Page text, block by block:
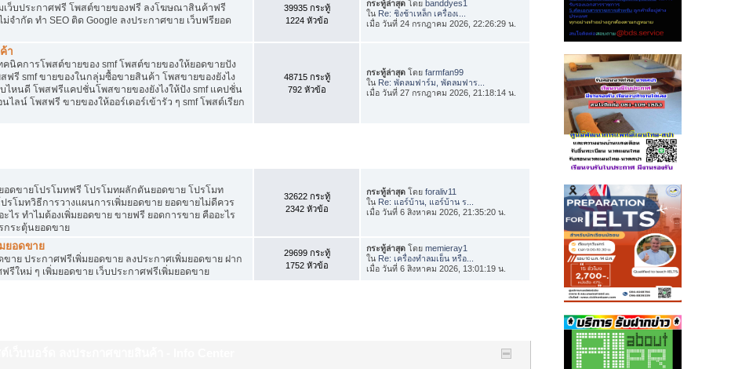
เว็บประกาศฟรี โพสต์ขายของฟรี ลงโฆษณาสินค้าฟรี
ำกัด ทำ SEO ติด Google ลงประกาศขาย เว็บฟรียอด
39935 กระทู้
1224 หัวข้อ
กระทู้ล่าสุด โดยbanddyes1
ใน Re: ชิงช้าเหล็ก เครื่องเ...
เมื่อ วันที่ 24 กรกฎาคม 2026, 22:26:29 น.
า
คนิคการโพสต์ขายของ smf โพสต์ขายของให้ยอดขายปัง
ฟรี smf ขายของในกลุ่มซื้อขายสินค้า โพสขายของยังไง
ไหนดี โพสฟรีแคปชั่นโพสขายของยังไงให้ปัง smf แคปชั่น
ลน์ โพสฟรี ขายของให้ออร์เดอร์เข้ารัว ๆ smf โพสต์เรียก
48715 กระทู้
792 หัวข้อ
กระทู้ล่าสุด โดยfarmfan99
ใน Re: พัดลมฟาร์ม, พัดลมฟาร...
เมื่อ วันที่ 27 กรกฎาคม 2026, 21:18:14 น.
อดขายโปรโมทฟรี โปรโมทผลักดันยอดขาย โปรโมท
รโมทวิธีการวางแผนการเพิ่มยอดขาย ยอดขายไม่ดีควร
ไร ทำไมต้องเพิ่มยอดขาย ขายฟรี ยอดการขาย คืออะไร
กระตุ้นยอดขาย
32622 กระทู้
2342 หัวข้อ
กระทู้ล่าสุด โดยforaliv11
ใน Re: แอร์บ้าน, แอร์บ้าน ร...
เมื่อ วันที่ 6 สิงหาคม 2026, 21:35:20 น.
ยอดขาย
าย ประกาศฟรีเพิ่มยอดขาย ลงประกาศเพิ่มยอดขาย ฝาก
รีใหม่ ๆ เพิ่มยอดขาย เว็บประกาศฟรีเพิ่มยอดขาย
29699 กระทู้
1752 หัวข้อ
กระทู้ล่าสุด โดยmemieray1
ใน Re: เครื่องทำลมเย็น หรือ...
เมื่อ วันที่ 6 สิงหาคม 2026, 13:01:19 น.